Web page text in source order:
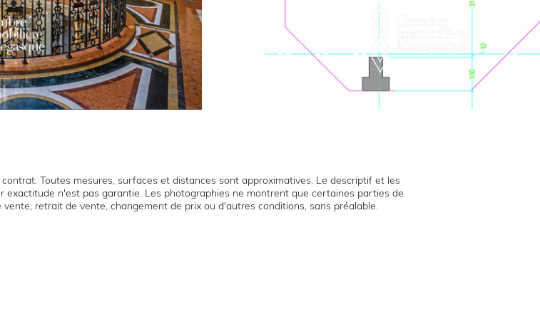
Toutes mesures, surfaces et distances sont approximatives. Le descriptif et les
exactitude n'est pas garantie. Les photographies ne montrent que certaines parties de
retrait de vente, changement de prix ou d'autres conditions, sans préalable.